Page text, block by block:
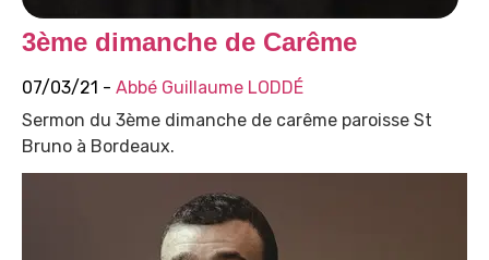
3ème dimanche de Carême
07/03/21 - Abbé Guillaume LODDÉ
Sermon du 3ème dimanche de carême paroisse St
Bruno à Bordeaux.